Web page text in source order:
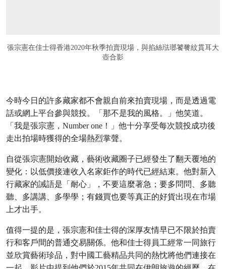
張宗憲在佳士得香港2020年秋季拍賣現場，與掐絲琺瑯饕餮紋貫耳大
壺合影
今時今日的許多藏家都不會親自前來拍賣現場，而是透過電
話或網上平台參與競投。「那不是我的風格。」他笑道。
「我是張宗憲，Number one！」他十分享受每次競投成功後
走出拍場時獲得的全場熱烈掌聲。
自從張宗憲開始收藏，藝術收藏圈子已經發生了翻天覆地的
變化：以低價接連收入名家鉅作的時代已經結束。他對新入
行藏家的誡語是「耐心」，不要這麼著急；要多問問、多聽
聽、多講講、多學學；有錢買也要等真正的好貨出現在市場
上才出手。
值得一提的是，張宗憲和佳士得的深厚友情早已不限於拍賣
行和客戶間的普通交易關係。他和佳士得員工經常一同旅行
並欣賞藝術珍品，對中國工藝精品共同的熱忱將他們連接在